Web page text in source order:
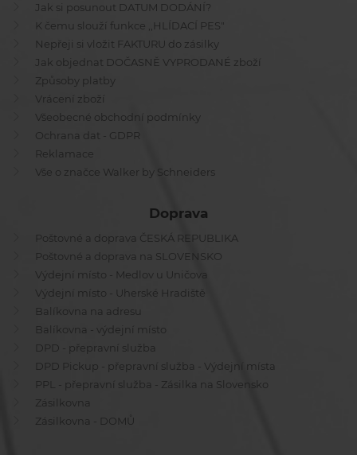
Jak si posunout DATUM DODÁNÍ?
K čemu slouží funkce ,,HLÍDACÍ PES"
Nepřeji si vložit FAKTURU do zásilky
Jak objednat DOČASNĚ VYPRODANÉ zboží
Způsoby platby
Vrácení zboží
Všeobecné obchodní podmínky
Ochrana dat - GDPR
Reklamace
Vše o značce Walker by Schneiders
Doprava
Poštovné a doprava ČESKÁ REPUBLIKA
Poštovné a doprava na SLOVENSKO
Výdejní místo - Medlov u Uničova
Výdejní místo - Uherské Hradiště
Balíkovna na adresu
Balíkovna - výdejní místo
DPD - přepravní služba
DPD Pickup - přepravní služba - Výdejní místa
PPL - přepravní služba - Zásilka na Slovensko
Zásilkovna
Zásilkovna - DOMŮ